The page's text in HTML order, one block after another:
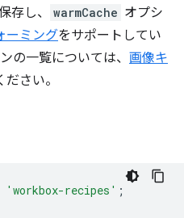
存し、
warmCache オプシ
ーミングをサポートしてい
の一覧については、 画像キ
さい。
'workbox-recipes' ;